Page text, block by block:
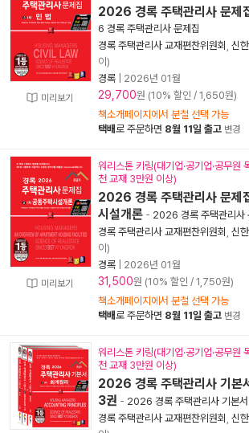
미리보기
2026 경록 주택관리사 문제
6 경록 주택관리사 문제집
경록 주택관리사 교재편찬위원회 신
이)
경록
2026년 01월
29,700원 (10% 할인 / 1,650원)
책소개페이지에서 분철 선택 가능
택배로 주문하면 8월 11일 출고 변경
미리보기
워리스톤 키링(대기업·공기업·공무원
천 교재 3만원 이상)
2026 경록 주택관리사 문제
시설개론 - 2026 경록 주택관리사
경록 주택관리사 교재편찬위원회 신
이)
경록
2026년 01월
31,500원 (10% 할인 / 1,750원)
책소개페이지에서 분철 선택 가능
택배로 주문하면 8월 11일 출고 변경
워리스톤 키링(대기업·공기업·공무원
천 교재 3만원 이상)
2026 경록 주택관리사 기본
3권 - 2026 경록 주택관리사 기본서
경록 주택관리사 교재편찬위원회 신